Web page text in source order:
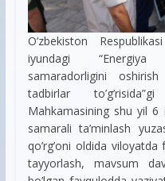
O’zbekiston
iyundagi “Energiya
samaradorligini
tadbirlar
Mahkamasining shu yil
samarali ta’minlash
qo’rg’oni oldida
tayyorlash, mavsum